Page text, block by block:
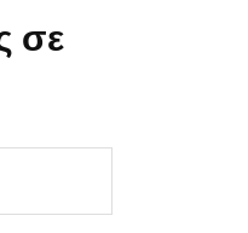
σε